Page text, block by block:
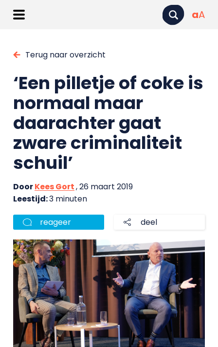
aA
Terug naar overzicht
‘Een pilletje of coke is
normaal maar
daarachter gaat
zware criminaliteit
schuil’
DoorKees Gort, 26 maart 2019
Leestijd:3 minuten
reageer deel